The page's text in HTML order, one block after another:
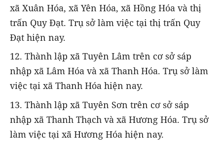
xã Xuân Hóa, xã Yên Hóa, xã Hồng Hóa và thị
trấn Quy Đạt. Trụ sở làm việc tại thị trấn Quy
Đạt hiện nay.
12. Thành lập xã Tuyên Lâm trên cơ sở sáp
nhập xã Lâm Hóa và xã Thanh Hóa. Trụ sở làm
việc tại xã Thanh Hóa hiện nay.
13. Thành lập xã Tuyên Sơn trên cơ sở sáp
nhập xã Thanh Thạch và xã Hương Hóa. Trụ sở
làm việc tại xã Hương Hóa hiện nay.